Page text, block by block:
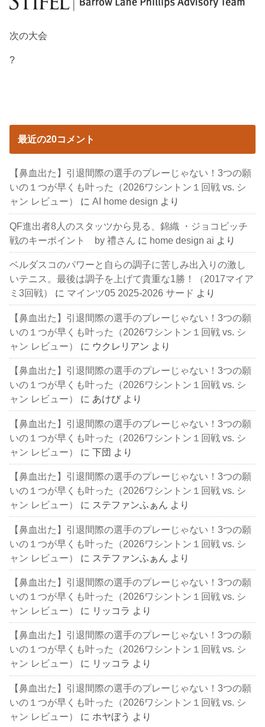
次の大会
?
最近の20コメント
【鼻血出た】引退間際の選手のプレーじゃない！3つの願
いの１つが早くも叶った（2026ワシントン１回戦 vs. シ
ャン レビュー）
にAI home design より
QF進出者8人のスタッツから見る、錦織 ・ジョコビッチ
戦のキーポイント by 禮さん に home design ai より
ベルダスコのパワーと自らの調子に苦しみ出入りの激し
いテニス。最後は調子を上げて貴重な1勝！（2017マイア
ミ3回戦）
に マインツ05 2025-2026 サード より
【鼻血出た】引退間際の選手のプレーじゃない！3つの願
いの１つが早くも叶った（2026ワシントン１回戦 vs. シ
ャン レビュー）
に ウクレリアン より
【鼻血出た】引退間際の選手のプレーじゃない！3つの願
いの１つが早くも叶った（2026ワシントン１回戦 vs. シ
ャン レビュー）
に あけび より
【鼻血出た】引退間際の選手のプレーじゃない！3つの願
いの１つが早くも叶った（2026ワシントン１回戦 vs. シ
ャン レビュー）
に下団 より
【鼻血出た】引退間際の選手のプレーじゃない！3つの願
いの１つが早くも叶った（2026ワシントン１回戦 vs. シ
ャン レビュー）
に ステファンふぁん より
【鼻血出た】引退間際の選手のプレーじゃない！3つの願
いの１つが早くも叶った（2026ワシントン１回戦 vs. シ
ャン レビュー）
に ステファンふぁん より
【鼻血出た】引退間際の選手のプレーじゃない！3つの願
いの１つが早くも叶った（2026ワシントン１回戦 vs. シ
ャン レビュー）
に リッコラ より
【鼻血出た】引退間際の選手のプレーじゃない！3つの願
いの１つが早くも叶った（2026ワシントン１回戦 vs. シ
ャン レビュー）
に リッコラ より
【鼻血出た】引退間際の選手のプレーじゃない！3つの願
いの１つが早くも叶った（2026ワシントン１回戦 vs. シ
ャン レビュー）
に ホヤぼう より